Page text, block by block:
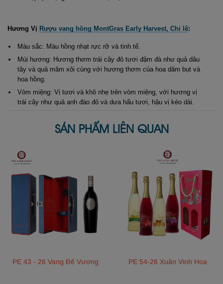
Hương Vị Rượu vang hồng MontGras Early Harvest, Chi lê:
Màu sắc: Màu hồng nhạt rực rỡ và tinh tế.
Mùi hương: Hương thơm trái cây đỏ tươi đậm đà như quả dâu
tây và quả mâm xôi cùng với hương thơm của hoa dâm bụt và
hoa hồng.
Vòm miệng: Vị tươi và khô nhẹ trên vòm miệng, với hương vị
trái cây như quả anh đào đỏ và dưa hấu tươi, hậu vị kéo dài.
SẢN PHẨM LIÊN QUAN
PE 43 - 26 Vang Đế Vương PE 54-26 Xuân Vinh Hoa